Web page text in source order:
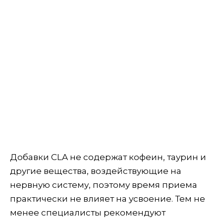
Добавки CLA не содержат кофеин, таурин и
другие вещества, воздействующие на
нервную систему, поэтому время приема
практически не влияет на усвоение. Тем не
менее специалисты рекомендуют